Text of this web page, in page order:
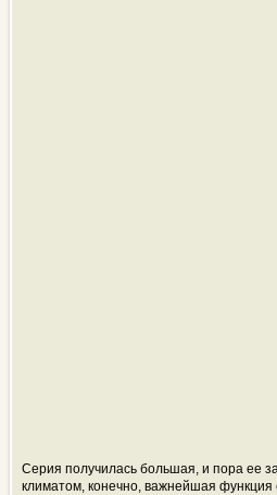
Серия получилась большая, и пора ее
климатом, конечно, важнейшая